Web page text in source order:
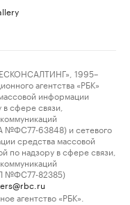
1995–
агентства «РБК»
информации
сфере связи,
№ФС77-63848) и сетевого
средства массовой
по надзору в сфере связи,
№ФС77-82385)
агентство «РБК».